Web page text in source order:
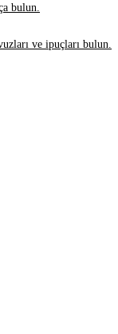
bulun.
ve ipuçları bulun.